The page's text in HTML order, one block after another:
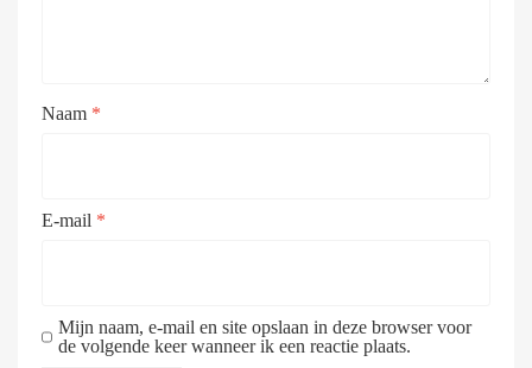
Naam *
E-mail *
Mijn naam, e-mail en site opslaan in deze browser voor
de volgende keer wanneer ik een reactie plaats.